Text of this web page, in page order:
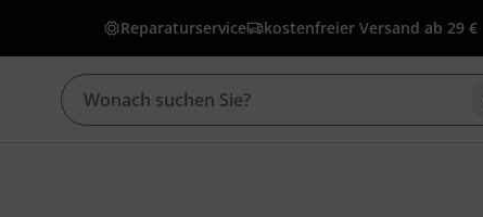
Reparaturservice kostenfreier Versand ab 29 €